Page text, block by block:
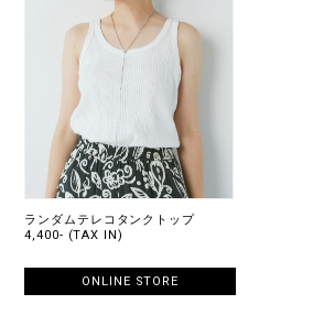
ランダムテレコタンクトップ
4,400- (TAX IN)
ONLINE STORE